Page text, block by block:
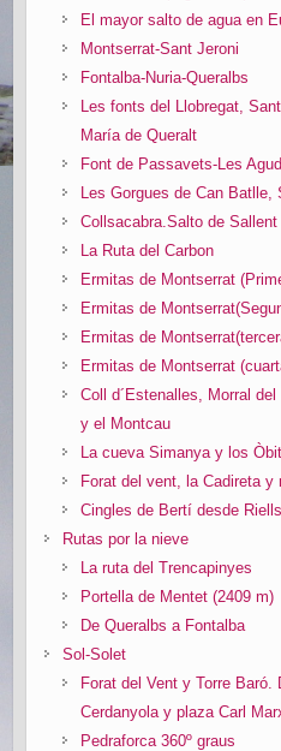
El mayor salto de agua en
Montserrat-Sant Jeroni
Fontalba-Nuria-Queralbs
Les fonts del Llobregat,
María de Queralt
Font de Passavets-Les
Les Gorgues de Can
Collsacabra.Salto de Sallent
La Ruta del Carbon
Ermitas de Montserrat
Ermitas de
Ermitas de
Ermitas de Montserrat
Coll d´Estenalles, Morral
y el Montcau
La cueva Simanya y los
Forat del vent, la Cadireta y
Cingles de Bertí desde
Rutas por la nieve
La ruta del Trencapinyes
Portella de Mentet (2409 m)
De Queralbs a Fontalba
Sol-Solet
Forat del Vent y Torre Baró.
Cerdanyola y plaza Carl
Pedraforca 360º graus